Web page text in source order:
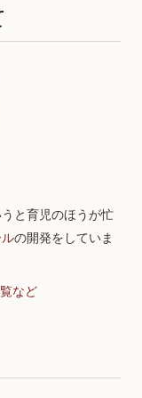
と育児のほうが忙
の開発をしていま
など